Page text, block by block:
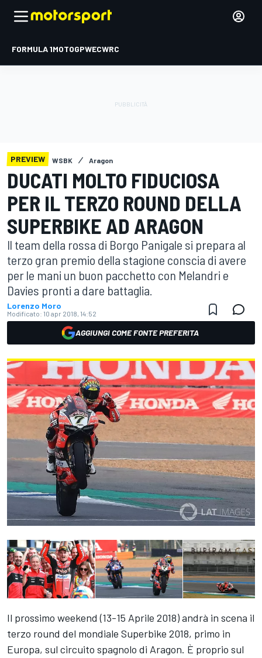
FORMULA 1MOTOGPWECWRC
PREVIEW WSBK Aragon
DUCATI MOLTO FIDUCIOSA
PER IL TERZO ROUND DELLA
SUPERBIKE AD ARAGON
Il team della rossa di Borgo Panigale si prepara al
terzo gran premio della stagione conscia di avere
per le mani un buon pacchetto con Melandri e
Davies pronti a dare battaglia.
Lorenzo Moro
Modificato: 10 apr 2018, 14:52
AGGIUNGI COME FONTE PREFERITA
Il prossimo weekend (13-15 Aprile 2018) andrà in scena il
terzo round del mondiale Superbike 2018, primo in
Europa, sul circuito spagnolo di Aragon. È proprio sul